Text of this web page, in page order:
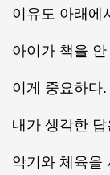
이유도 아래에
아이가 책을
이게 중요하다.
내가 생각한 답
악기와 체육을